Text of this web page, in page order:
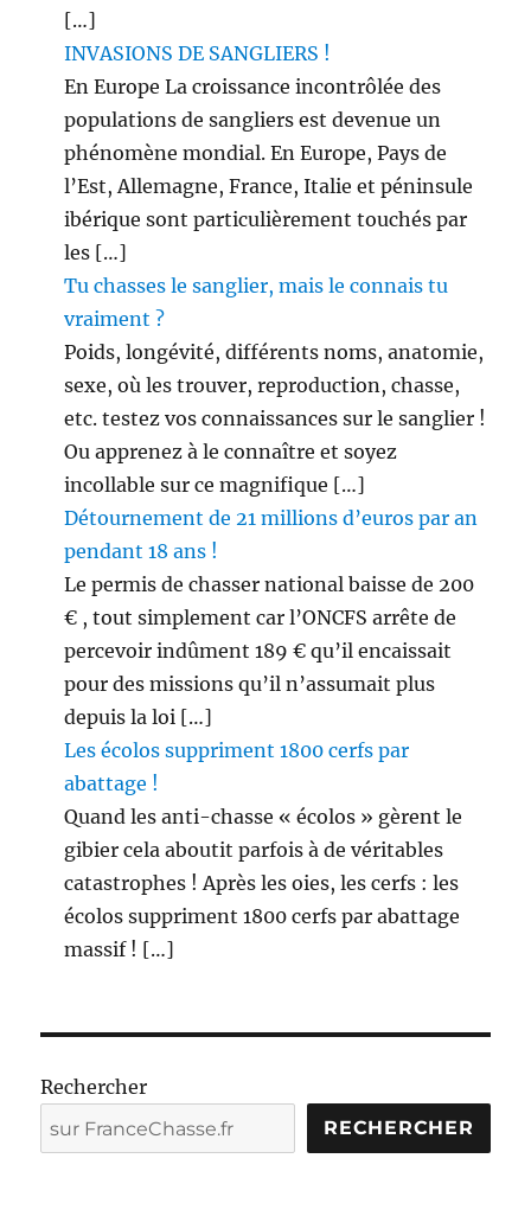
[…]
INVASIONS DE SANGLIERS !
En Europe La croissance incontrôlée des
populations de sangliers est devenue un
phénomène mondial. En Europe, Pays de
l’Est, Allemagne, France, Italie et péninsule
ibérique sont particulièrement touchés par
les […]
Tu chasses le sanglier, mais le connais tu
vraiment ?
Poids, longévité, différents noms, anatomie,
sexe, où les trouver, reproduction, chasse,
etc. testez vos connaissances sur le sanglier !
Ou apprenez à le connaître et soyez
incollable sur ce magnifique […]
Détournement de 21 millions d’euros par an
pendant 18 ans !
Le permis de chasser national baisse de 200
€ , tout simplement car l’ONCFS arrête de
percevoir indûment 189 € qu’il encaissait
pour des missions qu’il n’assumait plus
depuis la loi […]
Les écolos suppriment 1800 cerfs par
abattage !
Quand les anti-chasse « écolos » gèrent le
gibier cela aboutit parfois à de véritables
catastrophes ! Après les oies, les cerfs : les
écolos suppriment 1800 cerfs par abattage
massif ! […]
Rechercher
RECHERCHER